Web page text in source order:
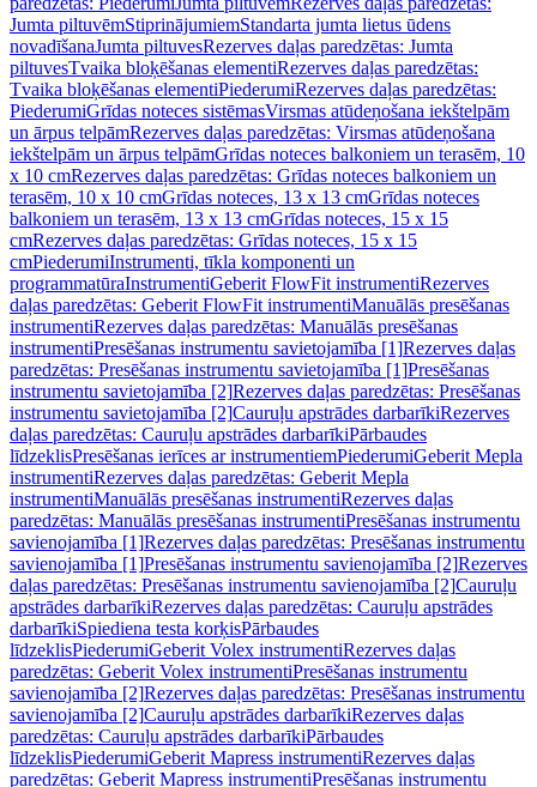
Jumta piltuvēmStiprinājumiemStandarta jumta lietus ūdens
novadīšanaJumta piltuvesRezerves daļas paredzētas: Jumta
piltuvesTvaika bloķēšanas elementiRezerves daļas paredzētas:
Tvaika bloķēšanas elementiPiederumiRezerves daļas paredzētas:
PiederumiGrīdas noteces sistēmasVirsmas atūdeņošana iekštelpām
un ārpus telpāmRezerves daļas paredzētas: Virsmas atūdeņošana
iekštelpām un ārpus telpāmGrīdas noteces balkoniem un terasēm, 10
x 10 cmRezerves daļas paredzētas: Grīdas noteces balkoniem un
terasēm, 10 x 10 cmGrīdas noteces, 13 x 13 cmGrīdas noteces
balkoniem un terasēm, 13 x 13 cmGrīdas noteces, 15 x 15
cmRezerves daļas paredzētas: Grīdas noteces, 15 x 15
cmPiederumiInstrumenti, tīkla komponenti un
programmatūraInstrumentiGeberit FlowFit instrumentiRezerves
daļas paredzētas: Geberit FlowFit instrumentiManuālās presēšanas
instrumentiRezerves daļas paredzētas: Manuālās presēšanas
instrumentiPresēšanas instrumentu savietojamība [1]Rezerves daļas
paredzētas: Presēšanas instrumentu savietojamība [1]Presēšanas
instrumentu savietojamība [2]Rezerves daļas paredzētas: Presēšanas
instrumentu savietojamība [2]Cauruļu apstrādes darbarīkiRezerves
daļas paredzētas: Cauruļu apstrādes darbarīkiPārbaudes
līdzeklisPresēšanas ierīces ar instrumentiemPiederumiGeberit Mepla
instrumentiRezerves daļas paredzētas: Geberit Mepla
instrumentiManuālās presēšanas instrumentiRezerves daļas
paredzētas: Manuālās presēšanas instrumentiPresēšanas instrumentu
savienojamība [1]Rezerves daļas paredzētas: Presēšanas instrumentu
savienojamība [1]Presēšanas instrumentu savienojamība [2]Rezerves
daļas paredzētas: Presēšanas instrumentu savienojamība [2]Cauruļu
apstrādes darbarīkiRezerves daļas paredzētas: Cauruļu apstrādes
darbarīkiSpiediena testa korķisPārbaudes
līdzeklisPiederumiGeberit Volex instrumentiRezerves daļas
paredzētas: Geberit Volex instrumentiPresēšanas instrumentu
savienojamība [2]Rezerves daļas paredzētas: Presēšanas instrumentu
savienojamība [2]Cauruļu apstrādes darbarīkiRezerves daļas
paredzētas: Cauruļu apstrādes darbarīkiPārbaudes
līdzeklisPiederumiGeberit Mapress instrumentiRezerves daļas
paredzētas: Geberit Mapress instrumentiPresēšanas instrumentu